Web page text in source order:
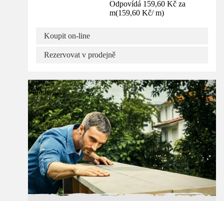
Odpovídá 159,60 Kč za
m(159,60 Kč/ m)
Koupit on-line
Rezervovat v prodejně
Poradenství